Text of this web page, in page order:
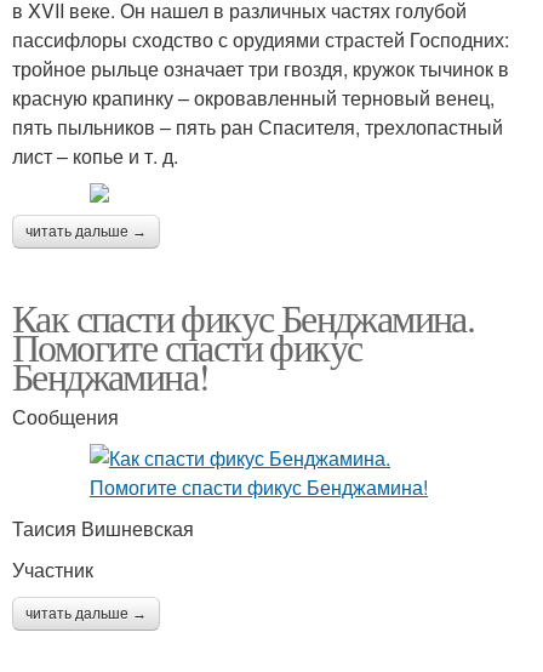
в XVII веке. Он нашел в различных частях голубой
пассифлоры сходство с орудиями страстей Господних:
тройное рыльце означает три гвоздя, кружок тычинок в
красную крапинку – окровавленный терновый венец,
пять пыльников – пять ран Спасителя, трехлопастный
лист – копье и т. д.
читать дальше →
Как спасти фикус Бенджамина.
Помогите спасти фикус
Бенджамина!
Сообщения
Таисия Вишневская
Участник
читать дальше →